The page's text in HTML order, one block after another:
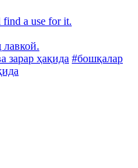
find a use for it.
зарар ҳақида #бошқалар